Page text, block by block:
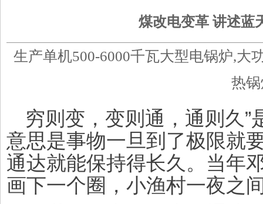
煤改电变革 讲述蓝
生产单机500-6000千瓦大型电锅炉,大
热
穷则变，变则通，通则久
意思是事物一旦到了极限就
通达就能保持得长久。当年
画下一个圈，小渔村一夜之